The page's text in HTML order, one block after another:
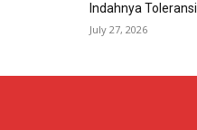
Indahnya Toleransi
July 27, 2026